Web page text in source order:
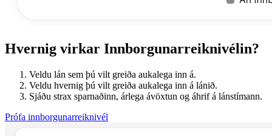
Hvernig virkar Innborgunarreiknivélin?
Veldu lán sem þú vilt greiða aukalega inn á.
Veldu hvernig þú vilt greiða aukalega inn á lánið.
Sjáðu strax sparnaðinn, árlega ávöxtun og áhrif á lánstímann.
Prófa innborgunarreiknivél